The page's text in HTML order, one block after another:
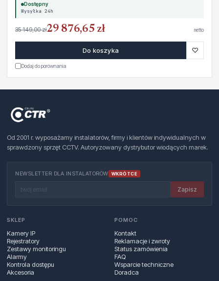
Dostępny
Wysyłka 24h
35 149,00 zł29 876,65 zł netto
Do koszyka ♡
Dodaj do porównania
Od 2001 r. wyposażamy instalatorów, firmy i klientów indywidualnych w
sprawdzony sprzęt CCTV. Autoryzowany dystrybutor wiodących marek.
NEWSLETTER DLA INSTALATORÓW WKRÓTCE
Zapisz
SKLEP
Kamery IP
Rejestratory
Zestawy monitoringu
Alarmy
Kontrola dostępu
Akcesoria
POMOC
Kontakt
Reklamacje i zwroty
Status zamówienia
FAQ
Wsparcie techniczne
Doradca